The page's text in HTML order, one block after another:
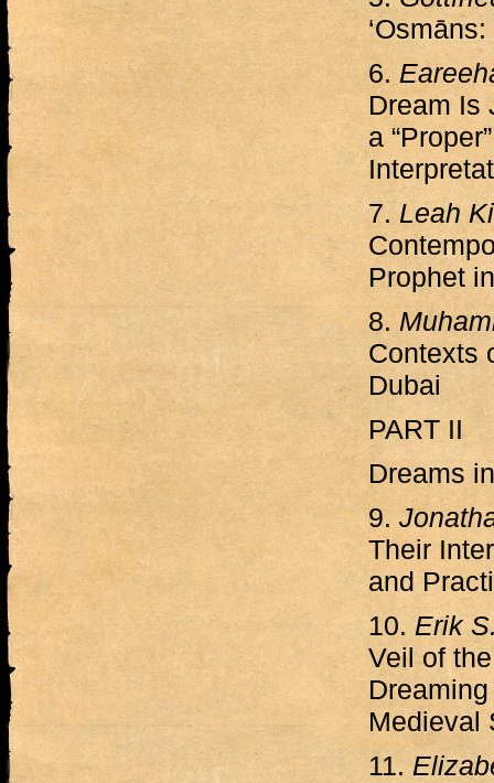
6.
Dream Is
a
7. Leah
Prophet
8.
Contexts
Dubai
PART II
Dreams
9.
Their
and
10. Erik
Veil of
Medieval
11.